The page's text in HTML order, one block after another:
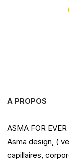
A PROPOS
ASMA FOR
Asma design, (
capillaires,